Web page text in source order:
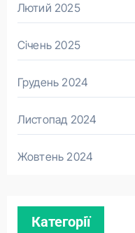
Лютий 2025
Січень 2025
Грудень 2024
Листопад 2024
Жовтень 2024
Категорії